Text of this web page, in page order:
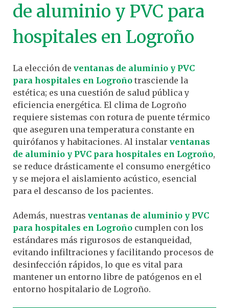
de aluminio y PVC para
hospitales en Logroño
La elección de ventanas de aluminio y PVC
para hospitales en Logroño trasciende la
estética; es una cuestión de salud pública y
eficiencia energética. El clima de Logroño
requiere sistemas con rotura de puente térmico
que aseguren una temperatura constante en
quirófanos y habitaciones. Al instalar ventanas
de aluminio y PVC para hospitales en Logroño,
se reduce drásticamente el consumo energético
y se mejora el aislamiento acústico, esencial
para el descanso de los pacientes.
Además, nuestras ventanas de aluminio y PVC
para hospitales en Logroño cumplen con los
estándares más rigurosos de estanqueidad,
evitando infiltraciones y facilitando procesos de
desinfección rápidos, lo que es vital para
mantener un entorno libre de patógenos en el
entorno hospitalario de Logroño.